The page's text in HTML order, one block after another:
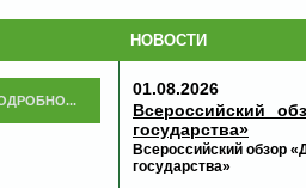
НОВОСТИ
01.08.2026
Всероссийский
государства»
Всероссийский обзор
государства»